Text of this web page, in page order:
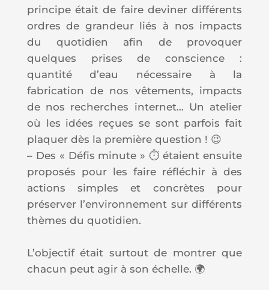
principe était de faire deviner différents
ordres de grandeur liés à nos impacts
du quotidien afin de provoquer
quelques prises de conscience :
quantité d’eau nécessaire à la
fabrication de nos vêtements, impacts
de nos recherches internet… Un atelier
où les idées reçues se sont parfois fait
plaquer dès la première question ! 😉
– Des « Défis minute » ⏱️ étaient ensuite
proposés pour les faire réfléchir à des
actions simples et concrètes pour
préserver l’environnement sur différents
thèmes du quotidien.
L’objectif était surtout de montrer que
chacun peut agir à son échelle. 🌍